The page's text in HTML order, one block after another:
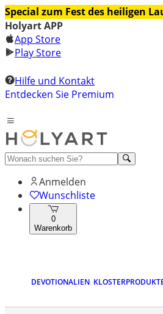
Special zum Fest des heiligen
Holyart APP
App Store
Play Store
Hilfe und Kontakt
Entdecken Sie Premium
Anmelden
Wunschliste
0
Warenkorb
DEVOTIONALIEN